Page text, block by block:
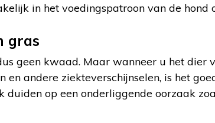
in het voedingspatroon van de hond
gras
geen kwaad. Maar wanneer u het dier
en andere ziekteverschijnselen, is het
duiden op een onderliggende oorzaak